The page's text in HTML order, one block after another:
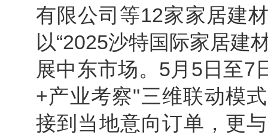
有限公司等12家家居建
以“2025沙特国际家居建
展中东市场。5月5日至7
+产业考察"三维联动模
接到当地意向订单，更